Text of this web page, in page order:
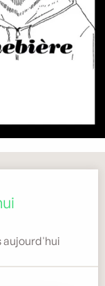
aujourd'hui